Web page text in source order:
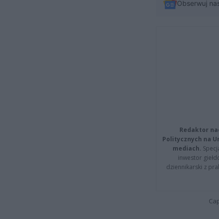
Obserwuj
Redaktor
Politycznych na
mediach.
inwestor
dziennikarski z